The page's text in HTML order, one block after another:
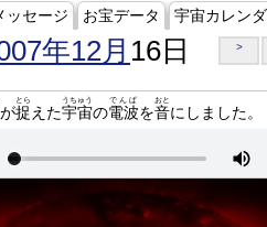
ッセージ お宝データ 宇宙カレン
年12月 16日 >
が捉
とら
えた宇宙
うちゅう
の電波
でんぱ
を音
おと
にしました。